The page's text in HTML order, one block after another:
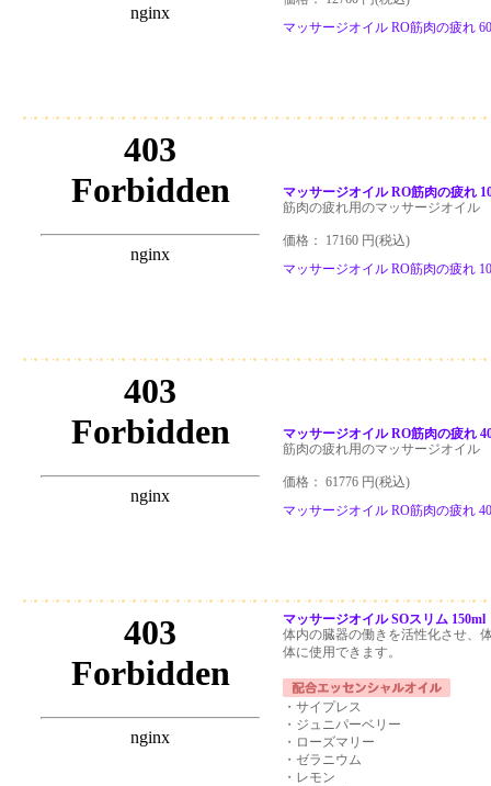
マッサージオイル RO筋肉の疲れ
マッサージオイル RO筋肉の疲れ
筋肉の疲れ用のマッサージオイル
価格： 17160 円(税込)
マッサージオイル RO筋肉の疲れ
マッサージオイル RO筋肉の疲れ
筋肉の疲れ用のマッサージオイル
価格： 61776 円(税込)
マッサージオイル RO筋肉の疲れ
マッサージオイル SOスリム 150ml
体内の臓器の働きを活性化させ、
体に使用できます。
・サイプレス
・ジュニパーベリー
・ローズマリー
・ゼラニウム
・レモン